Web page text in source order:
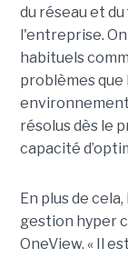
du réseau et
l'entreprise.
habituels
problèmes que
résolus dès le
capacité
En plus de
gestion hyper
OneView. « Il